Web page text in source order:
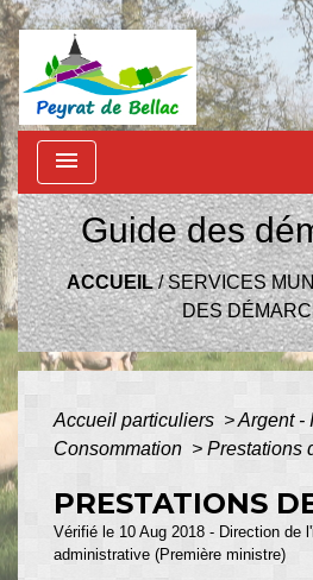
menu
Guide des
ACCUEIL/SERVICES
DES
Accueil particuliers >Argent -
Consommation > Prestations
PRESTATIONS
Vérifié le 10 Aug 2018 - Direction de
administrative (Première ministre)